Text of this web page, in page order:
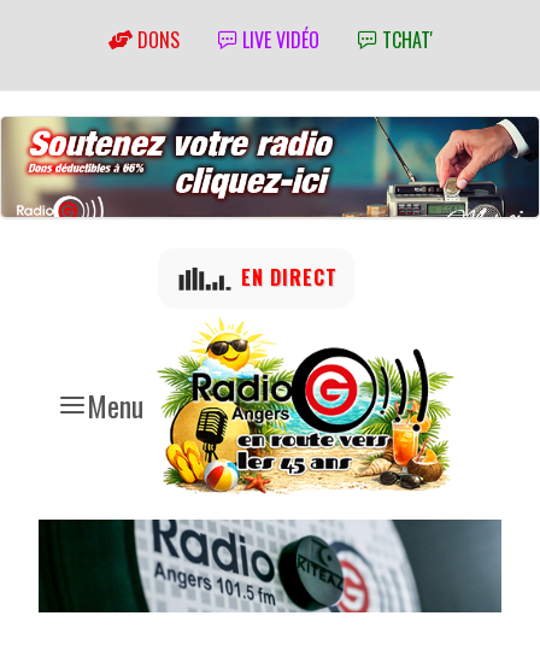
DONS LIVE VIDÉO TCHAT'
Menu
EN DIRECT